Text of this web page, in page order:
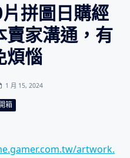
拼圖日購經
賣家溝通，有
煩惱
1 月 15, 2024
箱
artwork.